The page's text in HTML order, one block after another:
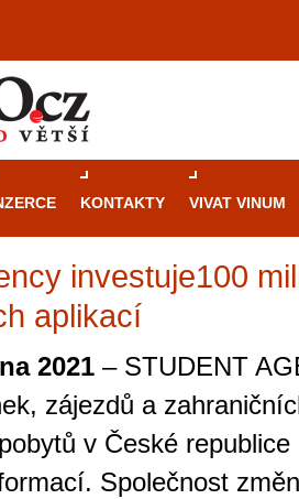
KONTAKTY VIVAT VINUM
investuje100
aplikací
2021 – STUDENT
zájezdů a
v České
Společnost
Průvodce
Brně: Od
Brno je
zajímavé
restaurace,
také místem, kde si